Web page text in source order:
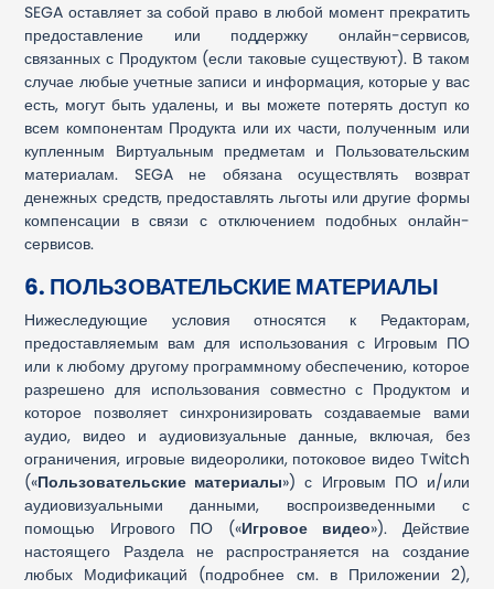
SEGA оставляет за собой право в любой момент прекратить
предоставление или поддержку онлайн-сервисов,
связанных с Продуктом (если таковые существуют). В таком
случае любые учетные записи и информация, которые у вас
есть, могут быть удалены, и вы можете потерять доступ ко
всем компонентам Продукта или их части, полученным или
купленным Виртуальным предметам и Пользовательским
материалам. SEGA не обязана осуществлять возврат
денежных средств, предоставлять льготы или другие формы
компенсации в связи с отключением подобных онлайн-
сервисов.
6. ПОЛЬЗОВАТЕЛЬСКИЕ МАТЕРИАЛЫ
Нижеследующие условия относятся к Редакторам,
предоставляемым вам для использования с Игровым ПО
или к любому другому программному обеспечению, которое
разрешено для использования совместно с Продуктом и
которое позволяет синхронизировать создаваемые вами
аудио, видео и аудиовизуальные данные, включая, без
ограничения, игровые видеоролики, потоковое видео Twitch
(«Пользовательские материалы») с Игровым ПО и/или
аудиовизуальными данными, воспроизведенными с
помощью Игрового ПО («Игровое видео»). Действие
настоящего Раздела не распространяется на создание
любых Модификаций (подробнее см. в Приложении 2),